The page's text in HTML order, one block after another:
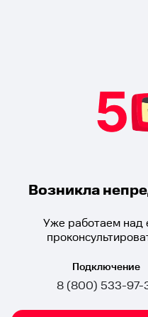
Возникла
Уже работаем над
Подключение
8 (800) 533-97-